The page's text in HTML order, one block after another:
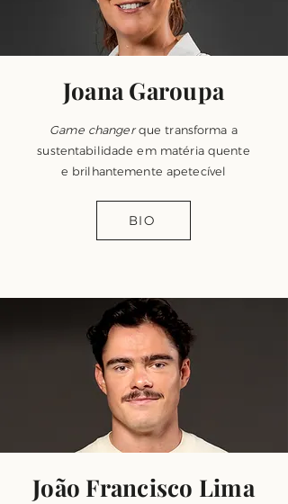
Joana Garoupa
Game changerque transforma a
sustentabilidade em matéria quente
e brilhantemente apetecível
BIO
João Francisco Lima